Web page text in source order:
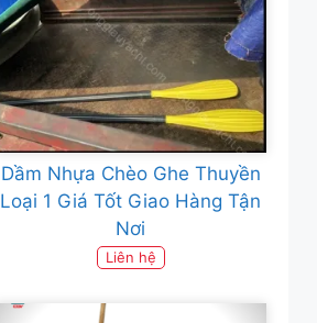
Dầm Nhựa Chèo Ghe Thuyền
Loại 1 Giá Tốt Giao Hàng Tận
Nơi
Liên hệ